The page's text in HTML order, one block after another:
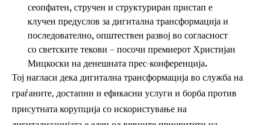
сеопфатен, стручен и структуриран пристап е
клучен предуслов за дигитална трансформација и
последователно, општествен развој во согласност
со светските текови – посочи премиерот Христијан
Мицкоски на денешната прес-конференција.
Тој нагласи дека дигитална трансформација во служба на
граѓаните, достапни и ефикасни услуги и борба против
присутната корупција со искористување на